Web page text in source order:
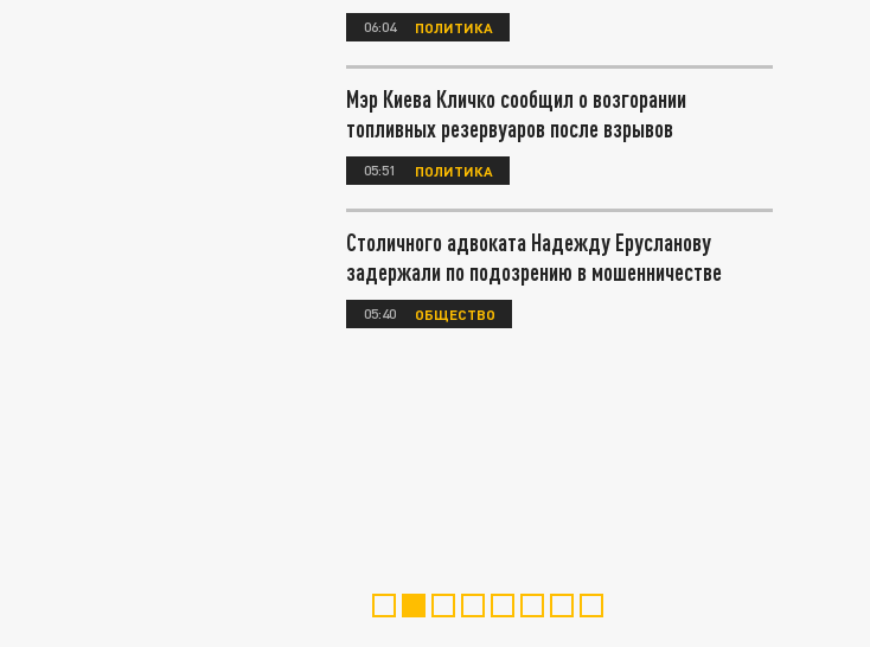
06:04 ПОЛИТИКА
Мэр Киева Кличко сообщил о возгорании
топливных резервуаров после взрывов
05:51 ПОЛИТИКА
Столичного адвоката Надежду Ерусланову
задержали по подозрению в мошенничестве
05:40 ОБЩЕСТВО